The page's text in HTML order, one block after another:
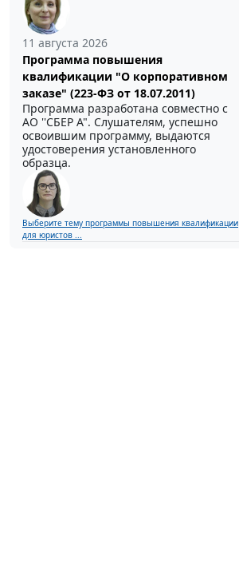
11 августа 2026
Программа повышения
квалификации "О корпоративном
заказе" (223-ФЗ от 18.07.2011)
Программа разработана совместно с
АО ''СБЕР А". Слушателям, успешно
освоившим программу, выдаются
удостоверения установленного
образца.
Выберите тему программы повышения квалификации
для юристов ...